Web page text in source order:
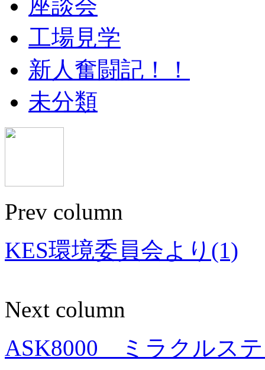
座談会
工場見学
新人奮闘記！！
未分類
Prev column
KES環境委員会より(1)
Next column
ASK8000 ミラクルス